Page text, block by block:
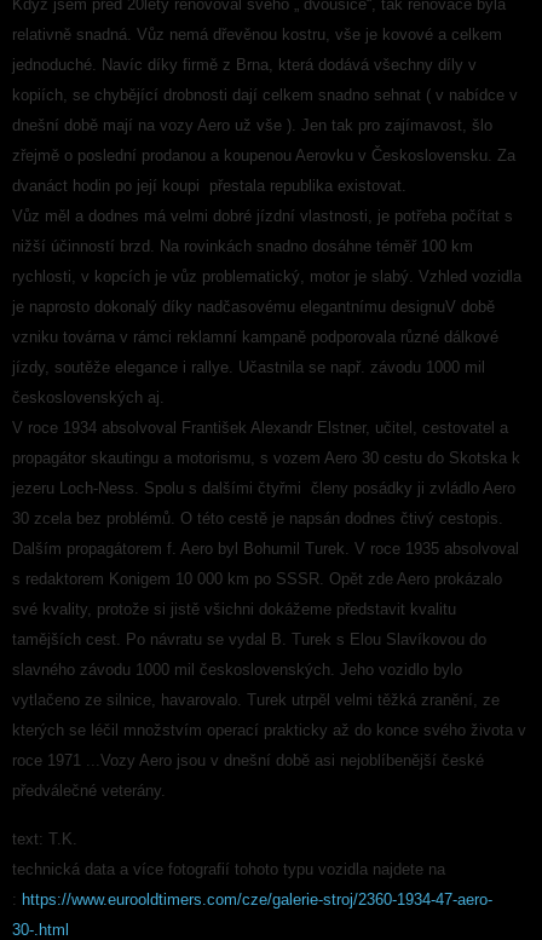
Když jsem před 20lety renovoval svého „ dvousice“, tak renovace byla
relativně snadná. Vůz nemá dřevěnou kostru, vše je kovové a celkem
jednoduché. Navíc díky firmě z Brna, která dodává všechny díly v
kopiích, se chybějící drobnosti dají celkem snadno sehnat ( v nabídce v
dnešní době mají na vozy Aero už vše ). Jen tak pro zajímavost, šlo
zřejmě o poslední prodanou a koupenou Aerovku v Československu. Za
dvanáct hodin po její koupi přestala republika existovat.
Vůz měl a dodnes má velmi dobré jízdní vlastnosti, je potřeba počítat s
nižší účinností brzd. Na rovinkách snadno dosáhne téměř 100 km
rychlosti, v kopcích je vůz problematický, motor je slabý. Vzhled vozidla
je naprosto dokonalý díky nadčasovému elegantnímu designuV době
vzniku továrna v rámci reklamní kampaně podporovala různé dálkové
jízdy, soutěže elegance i rallye. Učastnila se např. závodu 1000 mil
československých aj.
V roce 1934 absolvoval František Alexandr Elstner, učitel, cestovatel a
propagátor skautingu a motorismu, s vozem Aero 30 cestu do Skotska k
jezeru Loch-Ness. Spolu s dalšími čtyřmi členy posádky ji zvládlo Aero
30 zcela bez problémů. O této cestě je napsán dodnes čtivý cestopis.
Dalším propagátorem f. Aero byl Bohumil Turek. V roce 1935 absolvoval
s redaktorem Konigem 10 000 km po SSSR. Opět zde Aero prokázalo
své kvality, protože si jistě všichni dokážeme představit kvalitu
tamějších cest. Po návratu se vydal B. Turek s Elou Slavíkovou do
slavného závodu 1000 mil československých. Jeho vozidlo bylo
vytlačeno ze silnice, havarovalo. Turek utrpěl velmi těžká zranění, ze
kterých se léčil množstvím operací prakticky až do konce svého života v
roce 1971 ...Vozy Aero jsou v dnešní době asi nejoblíbenější české
předválečné veterány.
text: T.K.
technická data a více fotografií tohoto typu vozidla najdete na
: https://www.eurooldtimers.com/cze/galerie-stroj/2360-1934-47-aero-
30-.html